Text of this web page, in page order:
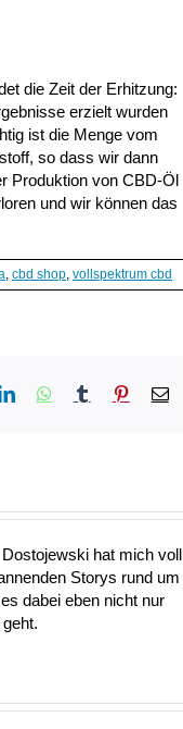
die Zeit der Erhitzung:
erzielt wurden
ist die Menge vom
so dass wir dann
Produktion von CBD-Öl
und wir können das
, cbd shop, vollspektrum cbd
LinkedInWhatsApp
TumblrPinterest
E-
hat mich voll
Storys rund um
dabei eben nicht nur